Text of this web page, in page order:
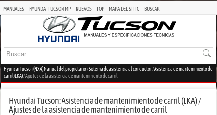
MANUALES HYUNDAI TUCSON MP NUEVOS TOP MAPA DEL SITIO BUSCAR
Hyundai Tucson (NX4) Manual del propietario/Sistema de asistencia al conductor/Asistencia de mantenimiento de
carril (LKA)/ Ajustes de la asistencia de mantenimiento de carril
Hyundai Tucson: Asistencia de mantenimiento de carril (LKA) /
Ajustes de la asistencia de mantenimiento de carril